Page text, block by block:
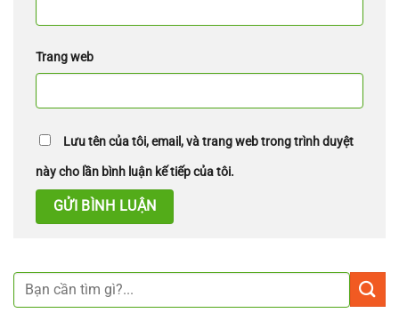
Trang web
Lưu tên của tôi, email, và trang web trong trình duyệt
này cho lần bình luận kế tiếp của tôi.